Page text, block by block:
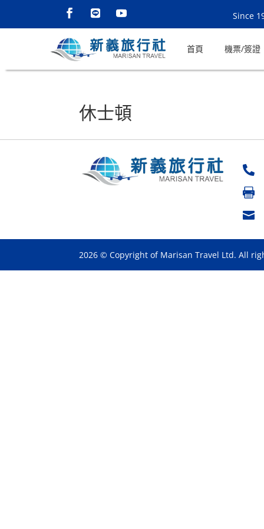
Since
首頁 機票/簽證
休士頓



2026 © Copyright of Marisan Travel Ltd. All